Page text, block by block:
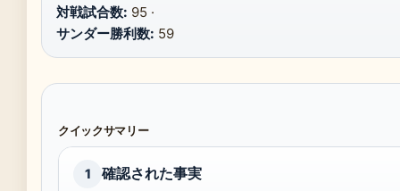
対戦試合数: 95 ·
サンダー勝利数: 59
クイックサマリー
1 確認された事実